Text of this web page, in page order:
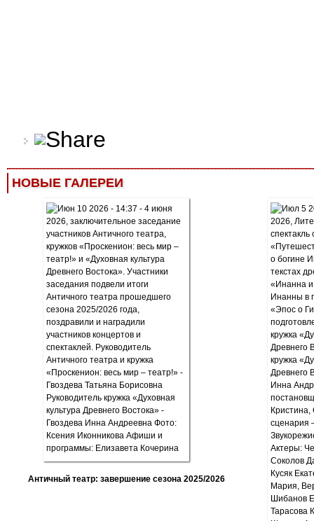
НОВЫЕ ГАЛЕРЕИ
Античный театр: завершение сезона 2025/2026